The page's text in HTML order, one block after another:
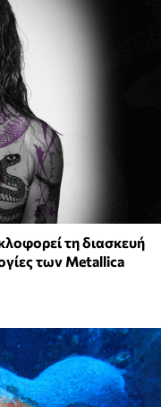
τη διασκευή
των Metallica